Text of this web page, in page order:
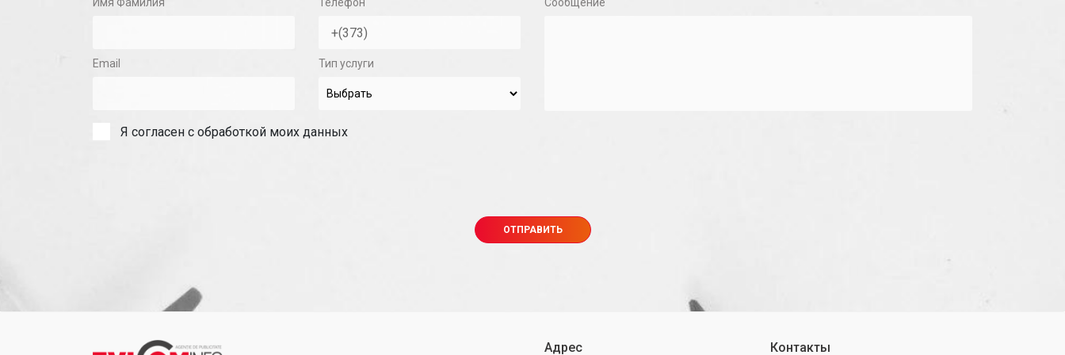
Имя Фамилия Телефон
Email Тип услуги
Сообщение
Я согласен с обработкой моих данных
Адрес Контакты